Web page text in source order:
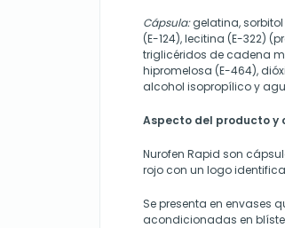
Cápsula:gelatina, sorbitol
(E-124), lecitina (E-322)
triglicéridos de cadena
hipromelosa (E-464),
alcohol isopropílico y
Aspecto del producto y
Nurofen Rapid son
rojo con un logo
Se presenta en envases
acondicionadas en blíster